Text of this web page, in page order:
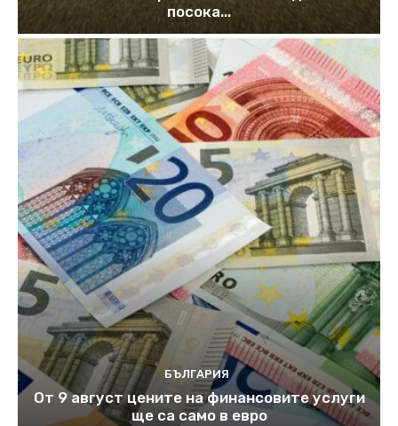
посока...
БЪЛГАРИЯ
От 9 август цените на финансовите услуги
ще са само в евро